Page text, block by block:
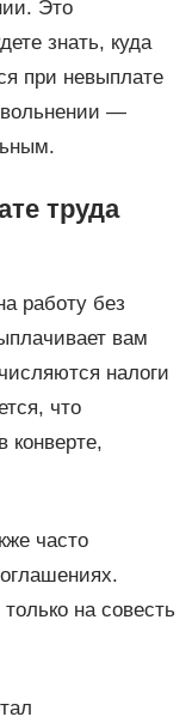
Это
знать, куда
при невыплате
—
труда
работу без
вам
налоги
что
конверте,
часто
на совесть